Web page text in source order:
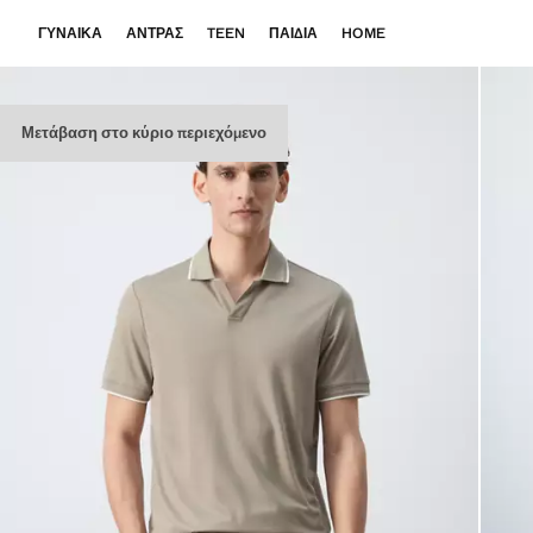
Μετάβαση στο κύριο περιεχόμενο
ΓΥΝΑΊΚΑ ΆΝΤΡΑΣ TEEN ΠΑΙΔΙΆ HOME